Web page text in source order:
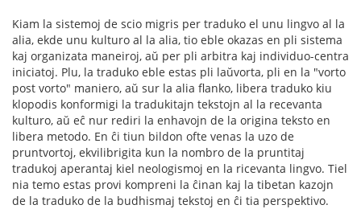
Kiam la sistemoj de scio migris per traduko el unu lingvo al la
alia, ekde unu kulturo al la alia, tio eble okazas en pli sistema
kaj organizata maneiroj, aŭ per pli arbitra kaj individuo-centra
iniciatoj. Plu, la traduko eble estas pli laŭvorta, pli en la "vorto
post vorto" maniero, aŭ sur la alia flanko, libera traduko kiu
klopodis konformigi la tradukitajn tekstojn al la recevanta
kulturo, aŭ eĉ nur rediri la enhavojn de la origina teksto en
libera metodo. En ĉi tiun bildon ofte venas la uzo de
pruntvortoj, ekvilibrigita kun la nombro de la pruntitaj
tradukoj aperantaj kiel neologismoj en la ricevanta lingvo. Tiel
nia temo estas provi kompreni la ĉinan kaj la tibetan kazojn
de la traduko de la budhismaj tekstoj en ĉi tia perspektivo.